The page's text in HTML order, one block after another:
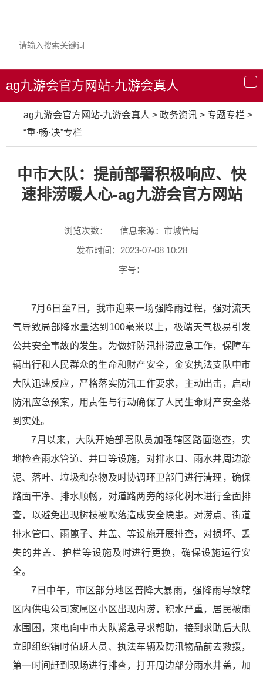
导
航
ag九游会官方网站-九游会真人
ag九游会官方网站-九游会真人 > 政务资讯 > 专题专栏 >
“重·畅·决”专栏
中市大队：提前部署积极响应、快
速排涝暖人心-ag九游会官方网站
浏览次数：
信息来源：市城管局
发布时间：2023-07-08 10:28
字号：
7月6日至7日，我市迎来一场强降雨过程，强对流天
气导致局部降水量达到100毫米以上，极端天气极易引发
公共安全事故的发生。为做好防汛排涝应急工作，保障车
辆出行和人民群众的生命和财产安全，金安执法支队中市
大队迅速反应，严格落实防汛工作要求，主动出击，启动
防汛应急预案，用责任与行动确保了人民生命财产安全落
到实处。
7月以来，大队开始部署队员加强辖区路面巡查，实
地检查雨水管道、井口等设施，对排水口、雨水井周边淤
泥、落叶、垃圾和杂物及时协调环卫部门进行清理，确保
路面干净、排水顺畅，对道路两旁的绿化树木进行全面排
查，以避免出现树枝被吹落造成安全隐患。对涝点、街道
排水管口、雨篦子、井盖、等设施开展排查，对损坏、丢
失的井盖、护栏等设施及时进行更换，确保设施运行安
全。
7日中午，市区部分地区普降大暴雨，强降雨导致辖
区内供电公司家属区小区出现内涝，积水严重，居民被雨
水围困，来电向中市大队紧急寻求帮助，接到求助后大队
立即组织错时值班人员、执法车辆及防汛物品前去救援，
第一时间赶到现场进行排查，打开周边部分雨水井盖，加